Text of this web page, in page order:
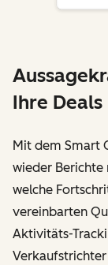
Ihre Deals
Mit dem Smart
wieder Berichte
welche
vereinbarten
Aktivitäts-